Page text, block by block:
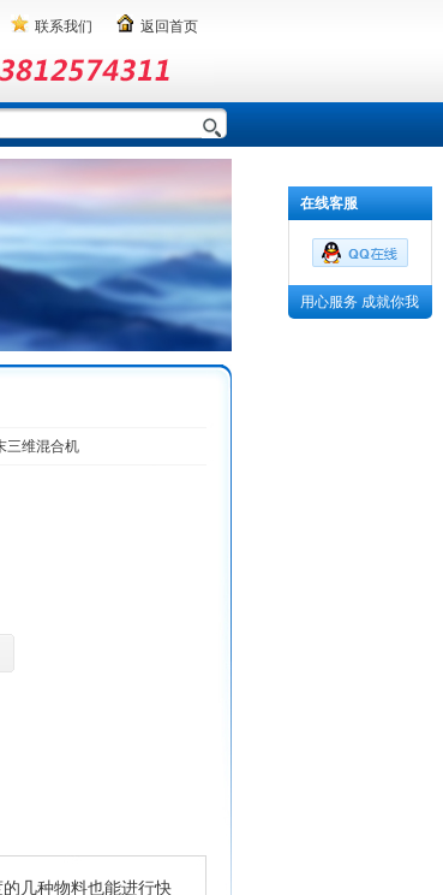
联系我们 返回首页
三维混合机
几种物料也能进行快
在线客服
用心服务 成就你我